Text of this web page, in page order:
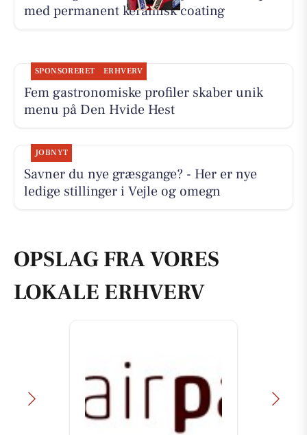
med permanent keramisk coating
SPONSORERET ERHVERV
Fem gastronomiske profiler skaber unik
menu på Den Hvide Hest
JOBNYT
Savner du nye græsgange? - Her er nye
ledige stillinger i Vejle og omegn
OPSLAG FRA VORES
LOKALE ERHVERV